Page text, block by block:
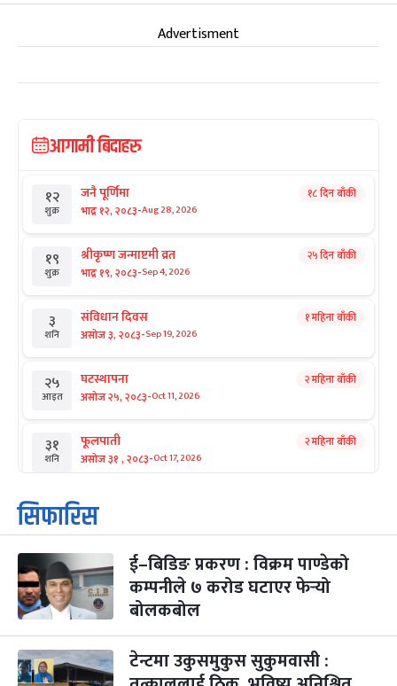
Advertisment
आगामी बिदाहरु
१२
शुक्र
जनै पूर्णिमा
भाद्र १२, २०८३-Aug 28, 2026
१८ दिन बाँकी
१९
शुक्र
श्रीकृष्ण जन्माष्टमी व्रत
भाद्र १९, २०८३-Sep 4, 2026
२५ दिन बाँकी
३
शनि
संविधान दिवस
असोज ३, २०८३-Sep 19, 2026
१ महिना बाँकी
२५
आइत
घटस्थापना
असोज २५, २०८३-Oct 11, 2026
२ महिना बाँकी
३१
शनि
फूलपाती
असोज ३१ , २०८३-Oct 17, 2026
२ महिना बाँकी
१
आइत
कार्तिक सङ्क्रान्ति
कार्तिक १, २०८३
३
मंगल
महानवमी
कार्तिक ३, २०८३-Oct 20, 2026
२ महिना बाँकी
४
सिफारिस
ई–बिडिङ प्रकरण : विक्रम पाण्डेको
कम्पनीले ७ करोड घटाएर फेर्‍यो
बोलकबोल
टेन्टमा उकुसमुकुस सुकुमवासी :